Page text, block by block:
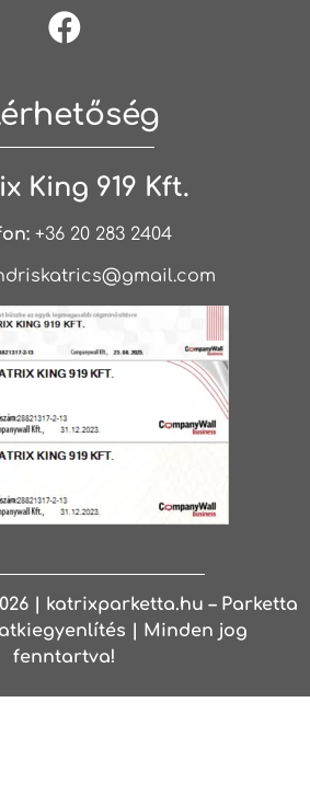
King 919 Kft.
+36 20 283 2404
| katrixparketta.hu – Parketta
| Minden jog
fenntartva!